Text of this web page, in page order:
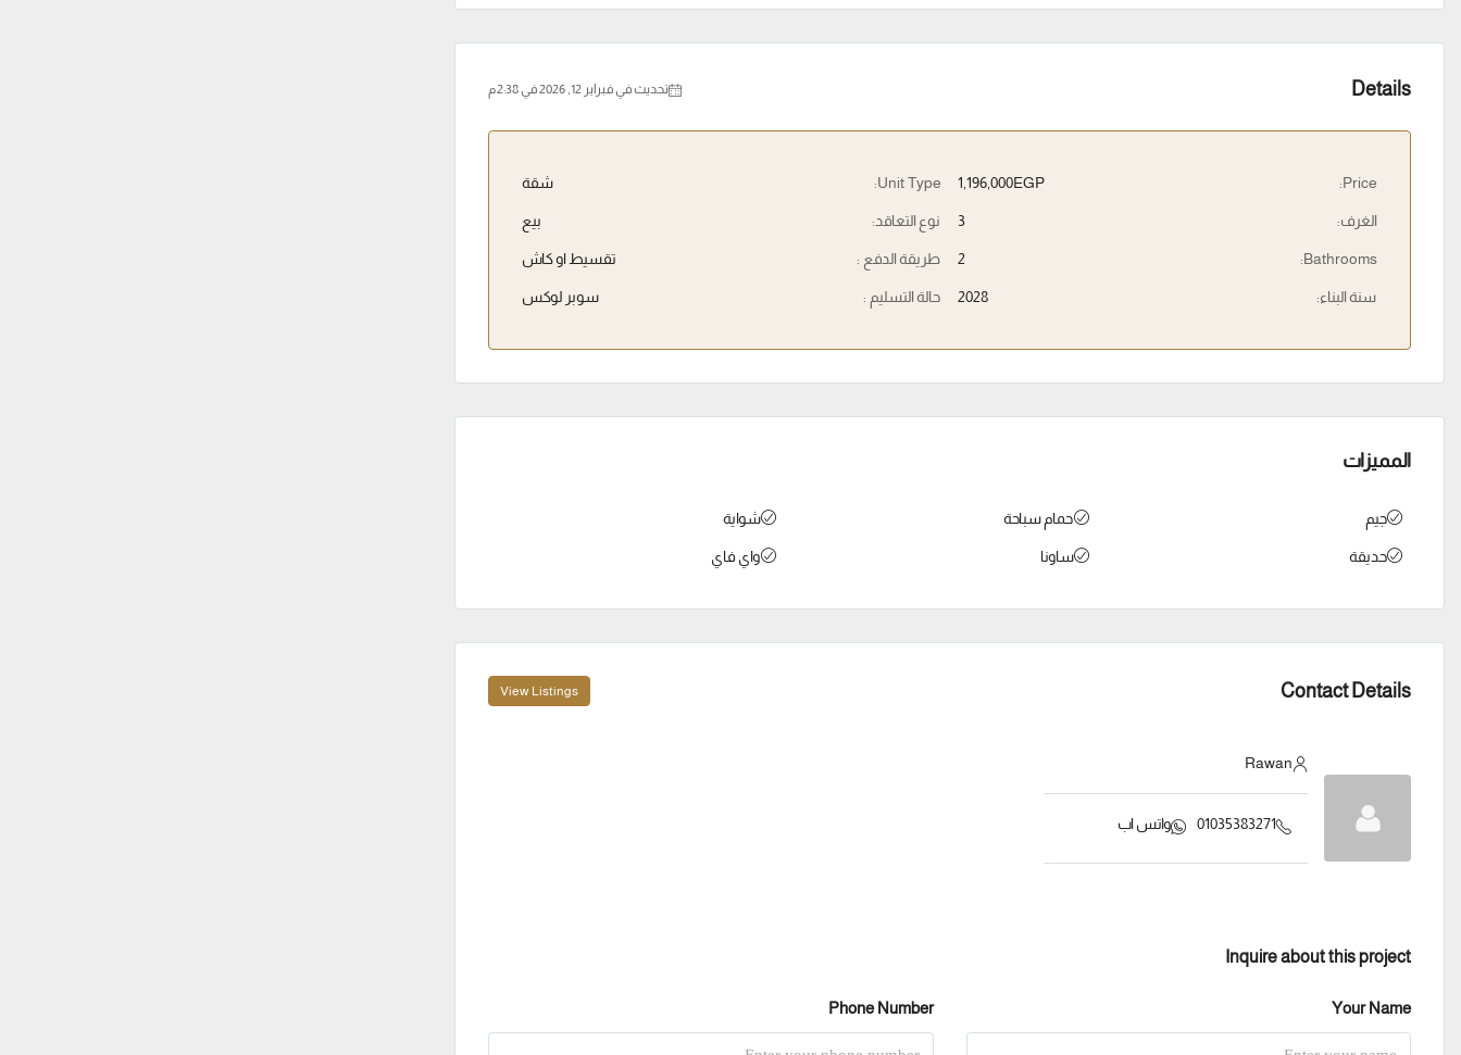
Details تحديث في فبراير 12, 2026 في 2:38 م
Price:
1,196,000EGP
الغرف: 3
Bathrooms:
2
سنة البناء: 2028
Unit Type: شقة
نوع التعاقد: بيع
طريقة الدفع : تقسيط او كاش
حالة التسليم : سوبر لوكس
المميزات
جيم
حديقة
حمام سباحة
ساونا
شواية
واي فاي
Contact Details
View Listings
Rawan
01035383271 واتس اب
Inquire about this project
Your Name
Phone Number